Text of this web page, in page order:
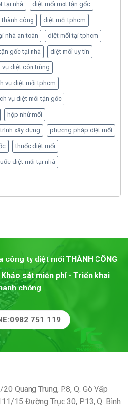
tại nhà diệt mối mọt tận gốc
thành công diệt mối tphcm
nhà an toàn diệt mối tại tphcm
gốc tại nhà diệt mối uy tín
vụ diệt côn trùng
vụ diệt mối tphcm
vụ diệt mối tận gốc
hộp nhử mối
xây dựng phương pháp diệt mối
thuốc diệt mối
diệt mối tại nhà
công ty diệt mối THÀNH CÔNG
sát miễn phí - Triển khai
chóng
751 119
Quang Trung, P.8, Q. Gò Vấp
15 Đường Trục 30, P.13, Q. Bình